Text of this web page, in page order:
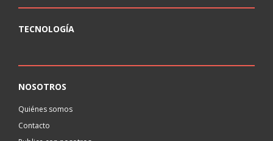
TECNOLOGÍA
NOSOTROS
Quiénes somos
Contacto